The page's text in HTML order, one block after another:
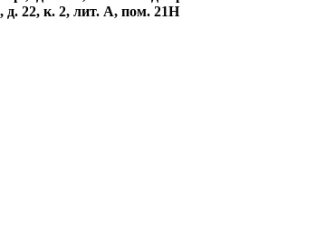
д. 22, к. 2, лит. А, пом. 21Н